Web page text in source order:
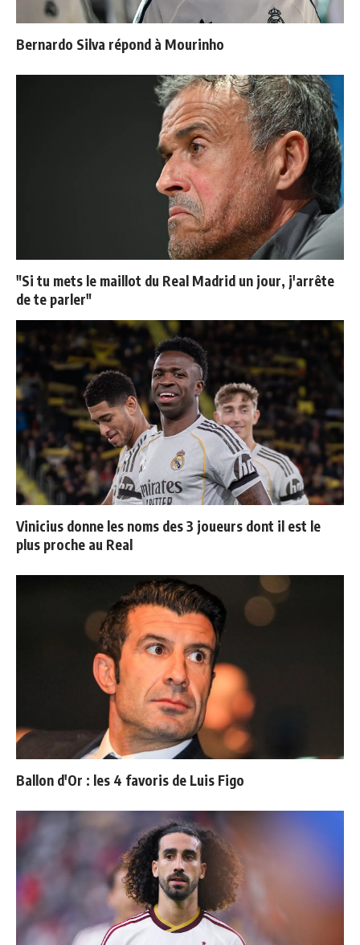
Bernardo Silva répond à Mourinho
"Si tu mets le maillot du Real Madrid un jour, j'arrête
de te parler"
Vinicius donne les noms des 3 joueurs dont il est le
plus proche au Real
Ballon d'Or : les 4 favoris de Luis Figo